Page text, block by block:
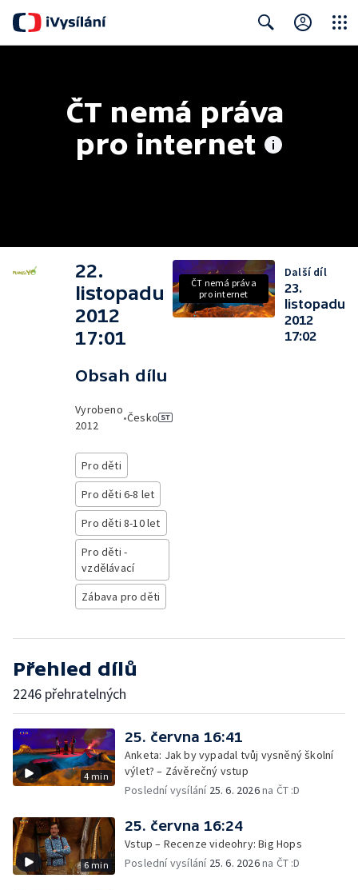
ČT nemá práva
pro internet
22.
listopadu
2012
17:01
Obsah dílu
Vyrobeno
2012
•Česko
Pro děti
Pro děti 6-8 let
Pro děti 8-10 let
Pro děti -
vzdělávací
Zábava pro děti
ČT nemá práva
pro internet
Další díl
23.
listopadu
2012
17:02
Přehled dílů
2246 přehratelných
4 min
25. června 16:41
Anketa: Jak by vypadal tvůj vysněný školní
výlet? – Závěrečný vstup
Poslední vysílání 25. 6. 2026na ČT :D
6 min
25. června 16:24
Vstup – Recenze videohry: Big Hops
Poslední vysílání 25. 6. 2026na ČT :D